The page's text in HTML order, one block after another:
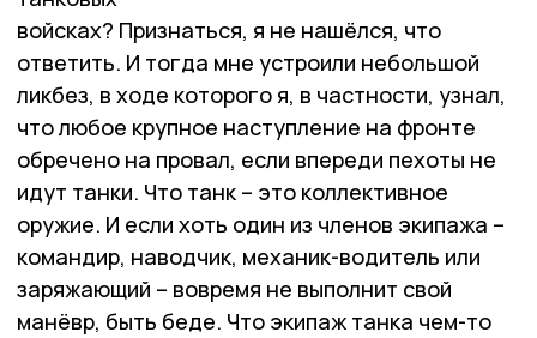
войсках? Признаться, я не нашёлся, что
ответить. И тогда мне устроили небольшой
ликбез, в ходе которого я, в частности, узнал,
что любое крупное наступление на фронте
обречено на провал, если впереди пехоты не
идут танки. Что танк – это коллективное
оружие. И если хоть один из членов экипажа –
командир, наводчик, механик-водитель или
заряжающий – вовремя не выполнит свой
манёвр, быть беде. Что экипаж танка чем-то